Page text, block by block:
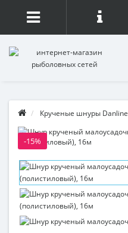
Крученые шнуры Danline
-15%